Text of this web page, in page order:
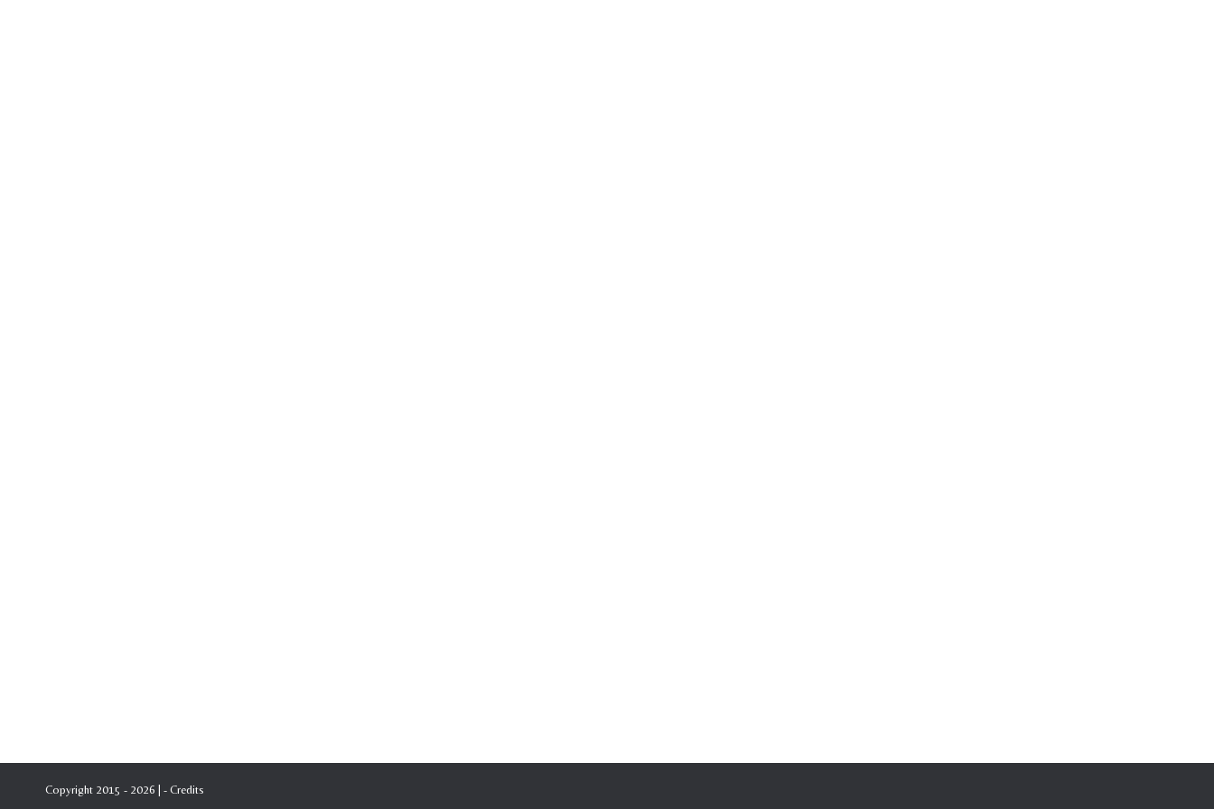
Copyright 2015 - 2026 | - Credits